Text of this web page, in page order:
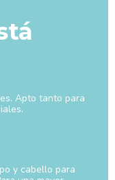
Apto tanto para
y cabello para